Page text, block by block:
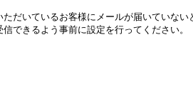
だいているお客様にメールが届いていない
できるよう事前に設定を行ってください。